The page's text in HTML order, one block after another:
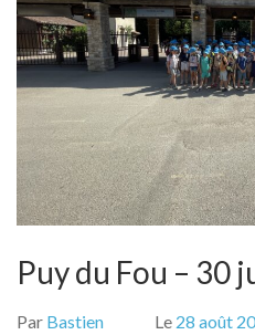
Puy du Fou – 30
Par Bastien Le 28 août